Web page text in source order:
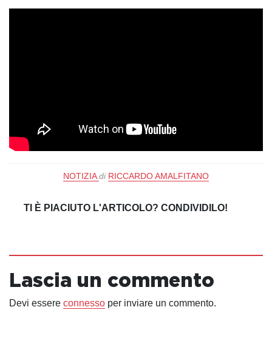
NOTIZIA di RICCARDO AMALFITANO
TI È PIACIUTO L'ARTICOLO? CONDIVIDILO!
Lascia un commento
Devi essere connesso per inviare un commento.